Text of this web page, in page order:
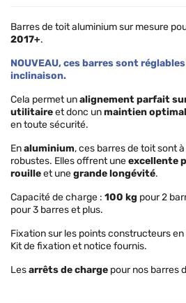
Barres de toit aluminium sur mesure
2017+.
NOUVEAU, ces barres sont
inclinaison.
Cela permet unalignement parfait
utilitaireet donc unmaintien optimal
en toute sécurité.
Enaluminium, ces barres de toit sont
robustes. Elles offrent uneexcellente
rouilleet unegrande longévité.
Capacité de charge : 100 kg pour 2
pour 3 barres et plus.
Fixation sur les points constructeurs
Kit de fixation et notice fournis.
Lesarrêts de charge pour nos barres